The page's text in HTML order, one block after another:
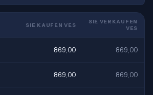
SIE KAUFEN VES
SIE VERKAUFEN
VES
869,00 869,00
869,00 869,00